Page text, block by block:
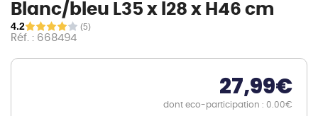
Blanc/bleu L35 x l28 x H46 cm
4.2 (5)
Réf. : 668494
27,99€
dont eco-participation : 0.00€